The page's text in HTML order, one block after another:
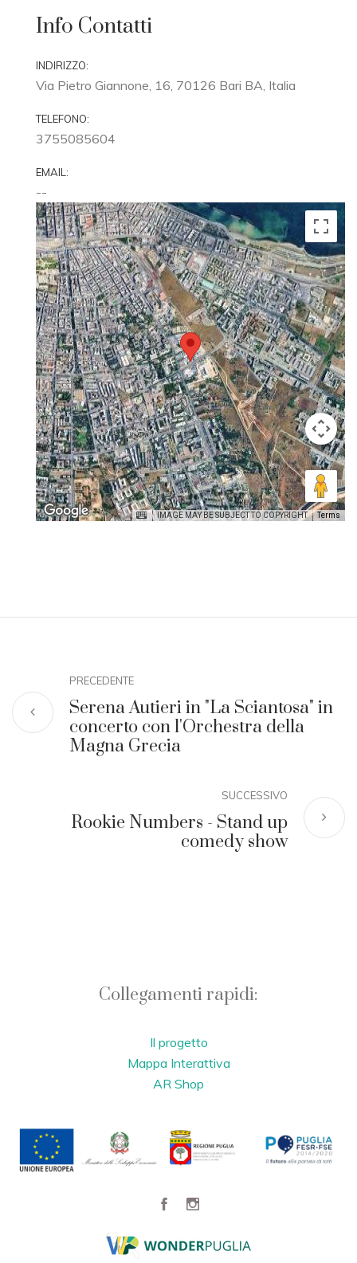
Info Contatti
INDIRIZZO:
Via Pietro Giannone, 16, 70126 Bari BA, Italia
TELEFONO:
3755085604
EMAIL:
--
IMAGE MAY BE SUBJECT TO COPYRIGHT Terms
PRECEDENTE
Serena Autieri in "La Sciantosa" in
concerto con l'Orchestra della
Magna Grecia
SUCCESSIVO
Rookie Numbers - Stand up
comedy show
Collegamenti rapidi:
Il progetto
Mappa Interattiva
AR Shop